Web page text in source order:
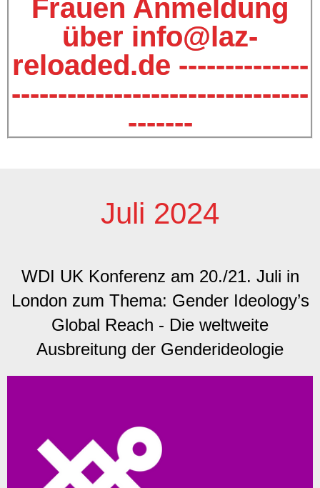
Frauen Anmeldung
über info@laz-
reloaded.de --------------
--------------------------------
-------
Juli 2024​
WDI UK Konferenz am 20./21. Juli in
London zum Thema: Gender Ideology’s
Global Reach - Die weltweite
Ausbreitung der Genderideologie